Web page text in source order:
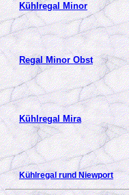
Kühlregal Minor
Regal Minor Obst
Kühlregal Mira
Kühlregal rund Niewport